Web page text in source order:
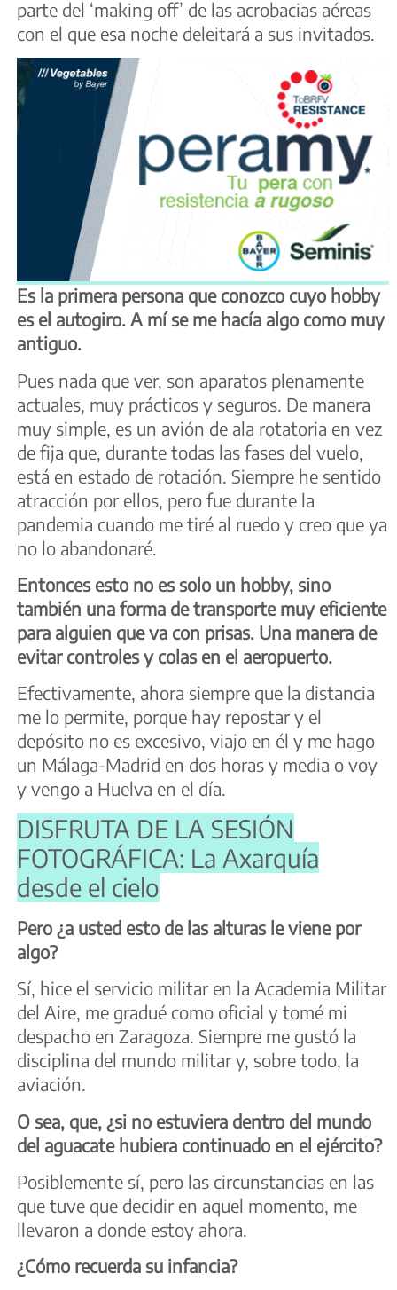
parte del ‘making off’ de las acrobacias aéreas
con el que esa noche deleitará a sus invitados.
Es la primera persona que conozco cuyo hobby
es el autogiro. A mí se me hacía algo como muy
antiguo.
Pues nada que ver, son aparatos plenamente
actuales, muy prácticos y seguros. De manera
muy simple, es un avión de ala rotatoria en vez
de fija que, durante todas las fases del vuelo,
está en estado de rotación. Siempre he sentido
atracción por ellos, pero fue durante la
pandemia cuando me tiré al ruedo y creo que ya
no lo abandonaré.
Entonces esto no es solo un hobby, sino
también una forma de transporte muy eficiente
para alguien que va con prisas. Una manera de
evitar controles y colas en el aeropuerto.
Efectivamente, ahora siempre que la distancia
me lo permite, porque hay repostar y el
depósito no es excesivo, viajo en él y me hago
un Málaga-Madrid en dos horas y media o voy
y vengo a Huelva en el día.
DISFRUTA DE LA SESIÓN
FOTOGRÁFICA: La Axarquía
desde el cielo
Pero ¿a usted esto de las alturas le viene por
algo?
Sí, hice el servicio militar en la Academia Militar
del Aire, me gradué como oficial y tomé mi
despacho en Zaragoza. Siempre me gustó la
disciplina del mundo militar y, sobre todo, la
aviación.
O sea, que, ¿si no estuviera dentro del mundo
del aguacate hubiera continuado en el ejército?
Posiblemente sí, pero las circunstancias en las
que tuve que decidir en aquel momento, me
llevaron a donde estoy ahora.
¿Cómo recuerda su infancia?